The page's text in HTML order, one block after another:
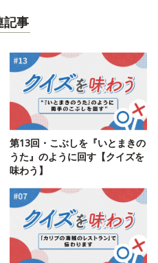
記事
第13回・こぶしを『いとまきの
うた』のように回す【クイズを
味わう】